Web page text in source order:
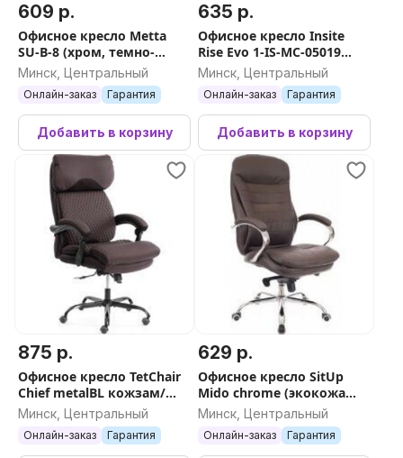
609 р.
Офисное кресло Metta
SU-B-8 (хром, темно-
серый)
Минск, Центральный
Онлайн-заказ Гарантия
Добавить в корзину
635 р.
Офисное кресло Insite
Rise Evo 1-IS-MC-05019
(черный)
Минск, Центральный
Онлайн-заказ Гарантия
Добавить в корзину
875 р.
Офисное кресло TetChair
Chief metalBL кожзам/
ткань (коричневый/
коричневый стеганный)
Минск, Центральный
Онлайн-заказ Гарантия
629 р.
Офисное кресло SitUp
Mido сhrome (экокожа
Brown)
Минск, Центральный
Онлайн-заказ Гарантия